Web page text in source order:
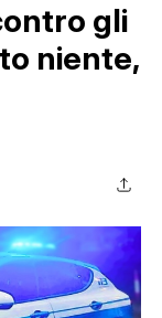
gli
niente,